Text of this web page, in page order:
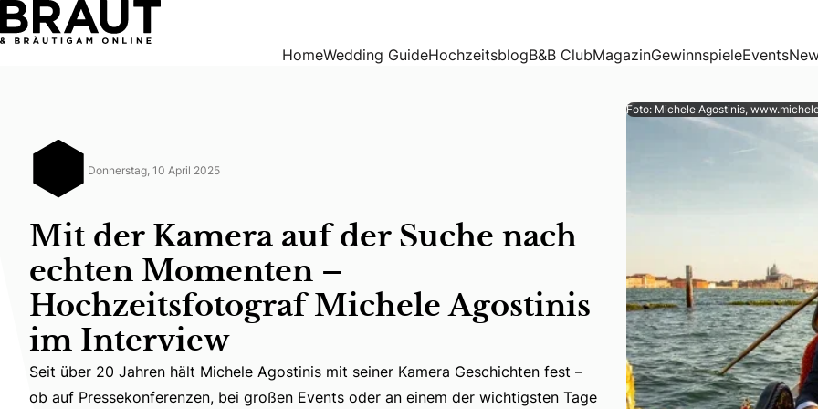
Mit der Kamera auf der Suche nach echten Momenten – Hochzeitsfotograf Michele Agostinis im Interview
HomeWedding GuideHochzeitsblogB&B ClubMagazinGewinnspieleEvents
Donnerstag, 10 April 2025
Mit der Kamera auf der Suche nach
echten Momenten –
Hochzeitsfotograf Michele Agostinis
im Interview
Seit über 20 Jahren hält Michele Agostinis mit seiner Kamera Geschichten fest – ob auf Pressekonferenzen,
Seit über 20 Jahren hält Michele Agostinis mit seiner Kamera Geschichten fest –
ob auf Pressekonferenzen, bei großen Events oder an einem der wichtigsten Tage
Foto: Michele Agostinis,